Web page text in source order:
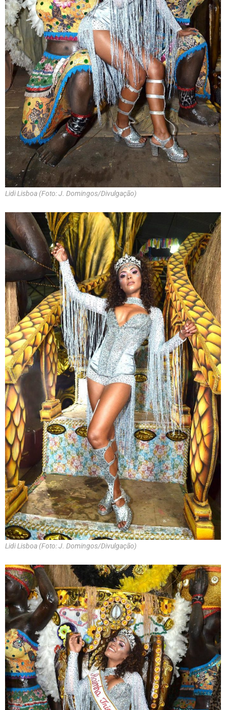
Lidi Lisboa (Foto: J. Domingos/Divulgação)
Lidi Lisboa (Foto: J. Domingos/Divulgação)